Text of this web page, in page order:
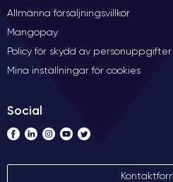
Allmänna försäljningsvillkor
Mangopay
Policy för skydd av personuppgifter
Mina inställningar för cookies
Social